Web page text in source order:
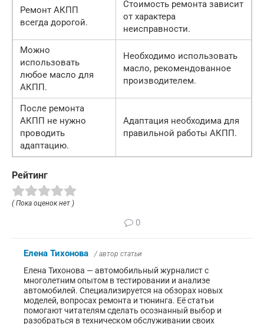
Ремонт АКПП
всегда дорогой.
Стоимость ремонта зависит
от характера
неисправности.
Можно
использовать
любое масло для
АКПП.
Необходимо использовать
масло, рекомендованное
производителем.
После ремонта
АКПП не нужно
проводить
адаптацию.
Адаптация необходима для
правильной работы АКПП.
Рейтинг
( Пока оценок нет )
0
Елена Тихонова / автор статьи
Елена Тихонова — автомобильный журналист с
многолетним опытом в тестировании и анализе
автомобилей. Специализируется на обзорах новых
моделей, вопросах ремонта и тюнинга. Её статьи
помогают читателям сделать осознанный выбор и
разобраться в техническом обслуживании своих